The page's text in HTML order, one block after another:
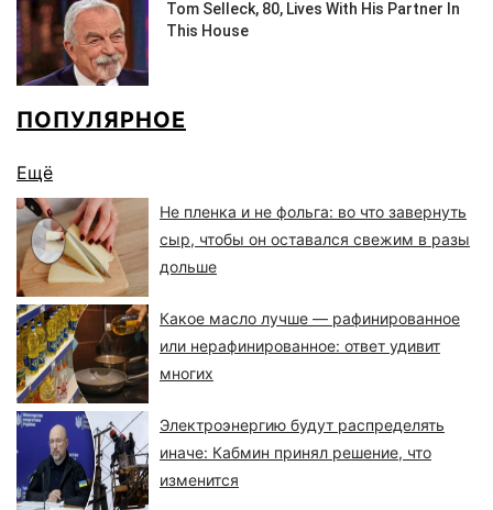
ПОПУЛЯРНОЕ
Ещё
Не пленка и не фольга: во что завернуть
сыр, чтобы он оставался свежим в разы
дольше
Какое масло лучше — рафинированное
или нерафинированное: ответ удивит
многих
Электроэнергию будут распределять
иначе: Кабмин принял решение, что
изменится